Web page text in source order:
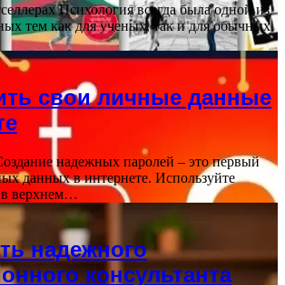
Психология всегда была одной из
тем как для ученых, так и для обычных
свои личные данные
надежных паролей – это первый
данных в интернете. Используйте
верхнем…
надежного
консультанта